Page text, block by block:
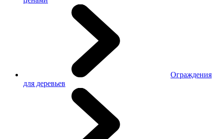
Ограждения
для деревьев